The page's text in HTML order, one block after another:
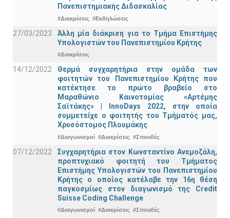
Πανεπιστημιακής Διδασκαλίας
#Διακρίσεις #Εκδηλώσεις
27/03/2023
Άλλη μία διάκριση για το Τμήμα Επιστήμης
Υπολογιστών του Πανεπιστημίου Κρήτης
#Διακρίσεις
14/12/2022
Θερμά συγχαρητήρια στην ομάδα των
φοιτητών του Πανεπιστημίου Κρήτης που
κατέκτησε το πρώτο βραβείο στο
Μαραθώνιο Καινοτομίας «Αρτέμης
Σαϊτάκης» | InnoDays 2022, στην οποία
συμμετείχε ο φοιτητής του Τμήματός μας,
Χρυσόστομος Πλουμάκης
#Διαγωνισμοί #Διακρίσεις #Σπουδές
07/12/2022
Συγχαρητήρια στον Κωνσταντίνο Ανεμοζάλη,
προπτυχιακό φοιτητή του Τμήματος
Επιστήμης Υπολογιστών του Πανεπιστημίου
Κρήτης ο οποίος κατέλαβε την 16η θέση
παγκοσμίως στον διαγωνισμό της Credit
Suisse Coding Challenge
#Διαγωνισμοί #Διακρίσεις #Σπουδές